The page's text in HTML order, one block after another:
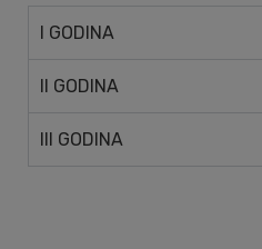
I GODINA
II GODINA
III GODINA